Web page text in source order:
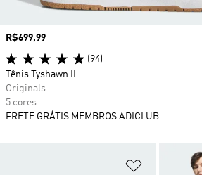
Adicionar
Preço
R$699,99
(94)
Tênis Tyshawn II
Originals
5 cores
FRETE GRÁTIS MEMBROS ADICLUB